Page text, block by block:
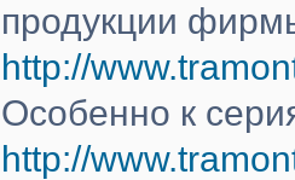
продукции
http://
Особенно к
http://